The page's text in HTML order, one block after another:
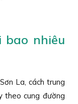
bao nhiêu
La, cách trung
theo cung đường